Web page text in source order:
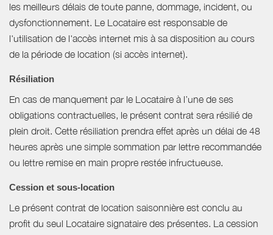
les meilleurs délais de toute panne, dommage, incident, ou
dysfonctionnement. Le Locataire est responsable de
l'utilisation de l'accès internet mis à sa disposition au cours
de la période de location (si accès internet).
Résiliation
En cas de manquement par le Locataire à l’une de ses
obligations contractuelles, le présent contrat sera résilié de
plein droit. Cette résiliation prendra effet après un délai de 48
heures après une simple sommation par lettre recommandée
ou lettre remise en main propre restée infructueuse.
Cession et sous-location
Le présent contrat de location saisonnière est conclu au
profit du seul Locataire signataire des présentes. La cession